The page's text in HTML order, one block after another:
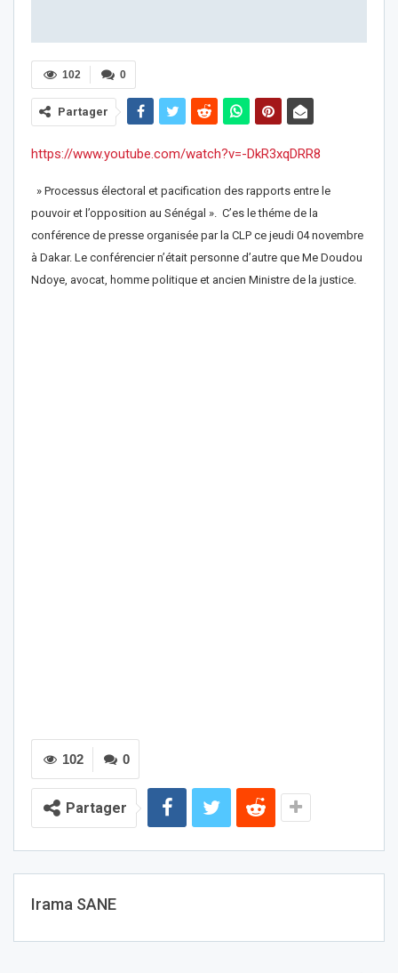
0
102
Partager
https://www.youtube.com/watch?v=-DkR3xqDRR8
» Processus électoral et pacification des rapports entre le
pouvoir et l’opposition au Sénégal ». C’es le théme de la
conférence de presse organisée par la CLP ce jeudi 04 novembre
à Dakar. Le conférencier n’était personne d’autre que Me Doudou
Ndoye, avocat, homme politique et ancien Ministre de la justice.
0
102
Partager
Irama SANE